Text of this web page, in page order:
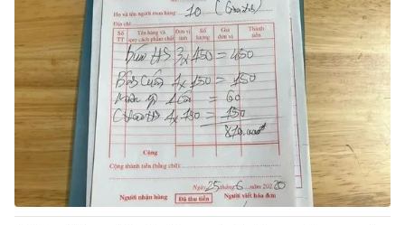
THỜI BÁO VTV
Theo dõi báo trên
Cơ quan chủ quản:Đài Truyền hình Việt Nam
Cơ quan báo chí:
Thời báo VTV
Giấy phép hoạt động báo in và báo điện tử số 483/GP-BTTTT
cấp ngày 29/12/2023
Tổng Biên tập:Vũ Thanh Thủy